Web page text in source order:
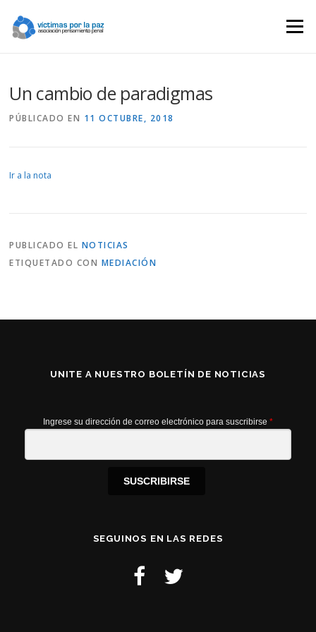
contenido
Menú
Un cambio de paradigmas
PÚBLICADO EN 11 OCTUBRE, 2018
Ir a la nota
PUBLICADO EL NOTICIAS
ETIQUETADO CON MEDIACIÓN
UNITE A NUESTRO BOLETÍN DE NOTICIAS
Ingrese su dirección de correo electrónico para suscribirse *
SUSCRIBIRSE
SEGUINOS EN LAS REDES